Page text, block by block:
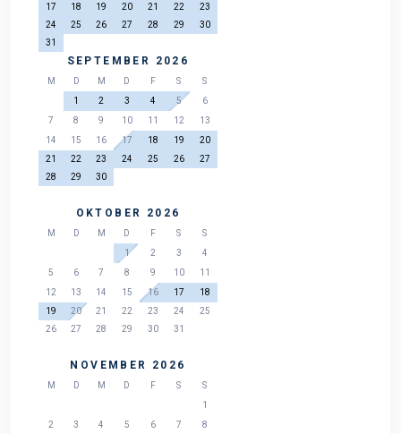
17
18 19 20 21 22
23
24
25 26 27 28 29
30
31
SEPTEMBER 2026
M D M D F S
S
1
2 3 4 5
6
7
8 9 10 11 12
13
14
15 16 17 18 19
20
21
22 23 24 25 26
27
28
29 30
OKTOBER 2026
M D M D F S
S
1
2 3
4
5
6 7 8 9 10
11
12
13 14 15 16 17
18
19
20 21 22 23 24
25
26
27 28 29 30 31
NOVEMBER 2026
M D M D F S
S
1
2
3 4 5 6 7
8